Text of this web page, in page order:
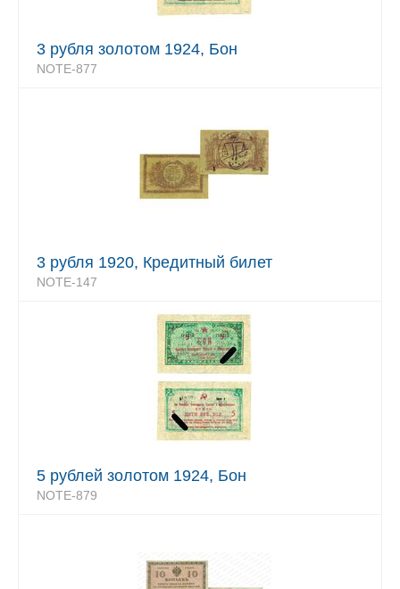
3 рубля золотом 1924, Бон
NOTE-877
3 рубля 1920, Кредитный билет
NOTE-147
5 рублей золотом 1924, Бон
NOTE-879